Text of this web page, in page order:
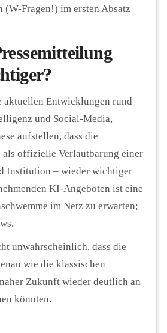
(W-Fragen!) im ersten Absatz
aktuellen Entwicklungen rund
und Social-Media,
aufstellen, dass die
als offizielle Verlautbarung einer
Institution – wieder wichtiger
KI-Angeboten ist eine
im Netz zu erwarten;
unwahrscheinlich, dass die
wie die klassischen
Zukunft wieder deutlich an
könnten.